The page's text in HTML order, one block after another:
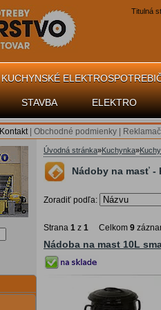
Titulná
KUCHYNSKÉ
STAVBA ELEKTRO
Kontakt| Obchodné podmienky
Úvodná stránka»Kuchynka»
Nádoby na masť -
Zoradiť podľa:
Strana 1 z 1 Celkom 9
Nádoba na mast 10L